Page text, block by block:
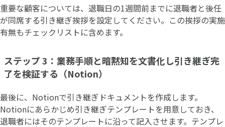
重要な顧客については、退職日の1週間前までに退職者と後任
が同席する引き継ぎ挨拶を設定してください。この挨拶の実施
有無もチェックリストに含めます。
ステップ 3：業務手順と暗黙知を文書化し引き継ぎ完
了を検証する（Notion）
最後に、Notionで引き継ぎドキュメントを作成します。
Notionにあらかじめ引き継ぎテンプレートを用意しておき、
退職者にはそのテンプレートに沿って記入させます。テンプレ